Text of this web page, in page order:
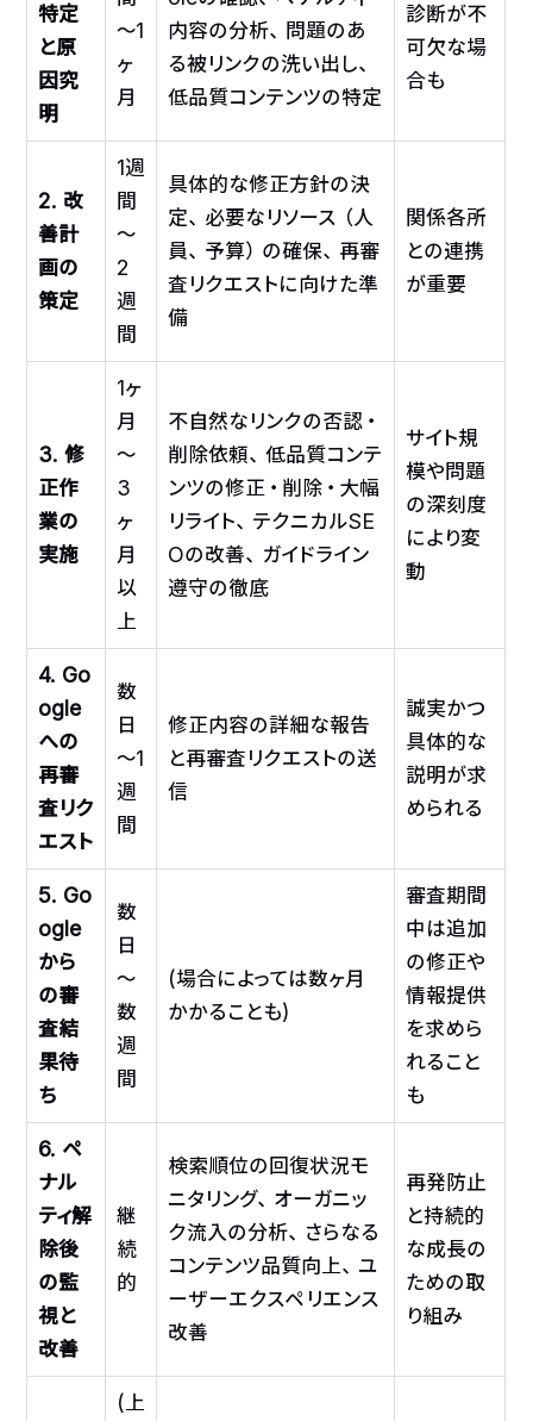
特定
と原
因究
明
～1
ヶ
月
内容の分析、問題のあ
る被リンクの洗い出し、
低品質コンテンツの特定
診断が不
可欠な場
合も
2. 改
善計
画の
策定
1週
間
～
2
週
間
具体的な修正方針の決
定、必要なリソース（人
員、予算）の確保、再審
査リクエストに向けた準
備
関係各所
との連携
が重要
3. 修
正作
業の
実施
1ヶ
月
～
3
ヶ
月
以
上
不自然なリンクの否認・
削除依頼、低品質コンテ
ンツの修正・削除・大幅
リライト、テクニカルSE
Oの改善、ガイドライン
遵守の徹底
サイト規
模や問題
の深刻度
により変
動
4. Go
ogle
への
再審
査リク
エスト
数
日
～1
週
間
修正内容の詳細な報告
と再審査リクエストの送
信
誠実かつ
具体的な
説明が求
められる
5. Go
ogle
から
の審
査結
果待
ち
数
日
～
数
週
間
(場合によっては数ヶ月
かかることも)
審査期間
中は追加
の修正や
情報提供
を求めら
れること
も
6. ペ
ナル
ティ解
除後
の監
視と
改善
継
続
的
検索順位の回復状況モ
ニタリング、オーガニッ
ク流入の分析、さらなる
コンテンツ品質向上、ユ
ーザーエクスペリエンス
改善
再発防止
と持続的
な成長の
ための取
り組み
(上